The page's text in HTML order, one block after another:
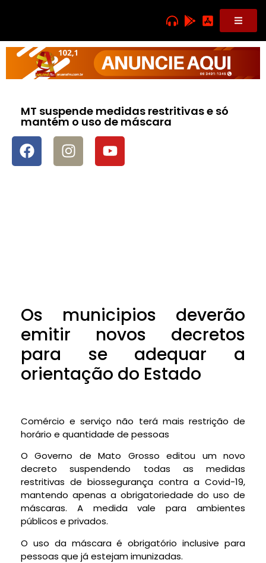
MT suspende medidas restritivas e só
mantém o uso de máscara
Os municipios deverão
emitir novos decretos
para se adequar a
orientação do Estado
Comércio e serviço não terá mais restrição de
horário e quantidade de pessoas
O Governo de Mato Grosso editou um novo
decreto suspendendo todas as medidas
restritivas de biossegurança contra a Covid-19,
mantendo apenas a obrigatoriedade do uso de
máscaras. A medida vale para ambientes
públicos e privados.
O uso da máscara é obrigatório inclusive para
pessoas que já estejam imunizadas.